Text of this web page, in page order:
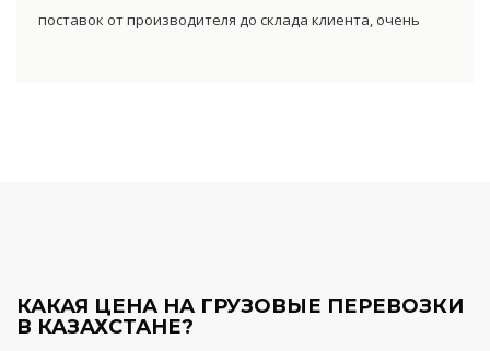
поставок от производителя до склада клиента, очень
КАКАЯ ЦЕНА НА ГРУЗОВЫЕ ПЕРЕВОЗКИ
В КАЗАХСТАНЕ?